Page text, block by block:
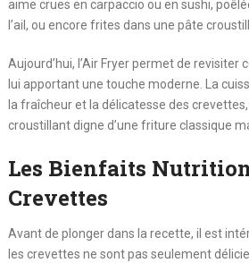
aime crues en carpaccio ou en sushi,
l’ail, ou encore frites dans une pâte
Aujourd’hui, l’Air Fryer permet de revisiter
lui apportant une touche moderne. La
la fraîcheur et la délicatesse des
croustillant digne d’une friture classique
Les Bienfaits
Crevettes
Avant de plonger dans la recette, il est
les crevettes ne sont pas seulement